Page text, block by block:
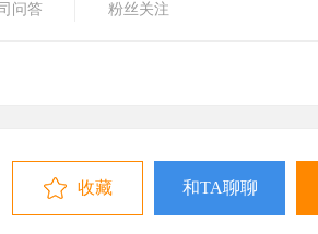
问答 粉丝关注
收藏 和TA聊聊